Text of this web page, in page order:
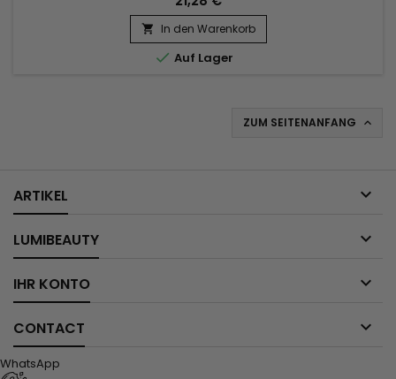
 In den Warenkorb
 Auf Lager
ZUM SEITENANFANG 
ARTIKEL 
LUMIBEAUTY 
IHR KONTO 
CONTACT 
WhatsApp